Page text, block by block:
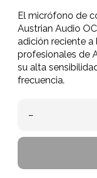
El micrófono de
Austrian Audio
adición reciente
profesionales de
su alta
frecuencia.
–